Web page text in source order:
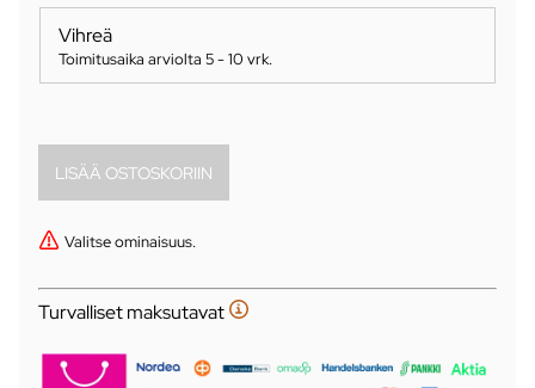
Vihreä
Toimitusaika arviolta 5 - 10 vrk.
Valitse ominaisuus.
Turvalliset maksutavat